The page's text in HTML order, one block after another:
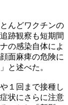
んどワクチンの
跡観察も短期間
の感染自体によ
面麻痺の危険に
と述べた。
１回まで接種し
状にさらに注意